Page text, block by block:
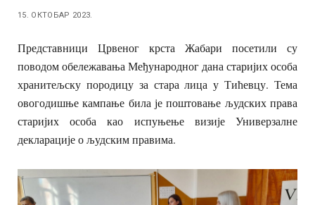
15. ОКТОБАР 2023.
Представници Црвеног крста Жабари посетили су
поводом обележавања Међународног дана старијих особа
хранитељску породицу за стара лица у Тићевцу. Тема
овогодишње кампање била је поштовање људских права
старијих особа као испуњење визије Универзалне
декларације о људским правима.